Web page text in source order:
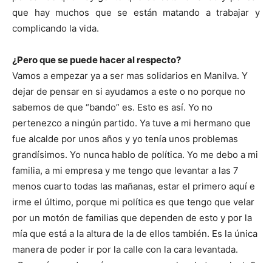
que hay muchos que se están matando a trabajar y
complicando la vida.
¿Pero que se puede hacer al respecto?
Vamos a empezar ya a ser mas solidarios en Manilva. Y
dejar de pensar en si ayudamos a este o no porque no
sabemos de que “bando” es. Esto es así. Yo no
pertenezco a ningún partido. Ya tuve a mi hermano que
fue alcalde por unos años y yo tenía unos problemas
grandísimos. Yo nunca hablo de política. Yo me debo a mi
familia, a mi empresa y me tengo que levantar a las 7
menos cuarto todas las mañanas, estar el primero aquí e
irme el último, porque mi política es que tengo que velar
por un motón de familias que dependen de esto y por la
mía que está a la altura de la de ellos también. Es la única
manera de poder ir por la calle con la cara levantada.